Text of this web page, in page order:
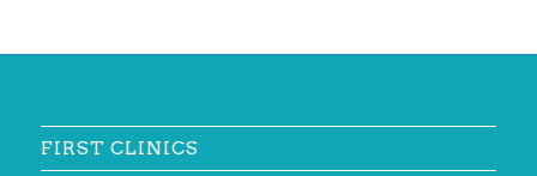
FIRST CLINICS